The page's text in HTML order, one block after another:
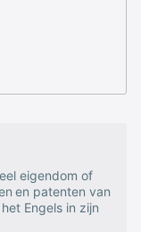
eigendom of
en patenten van
Engels in zijn